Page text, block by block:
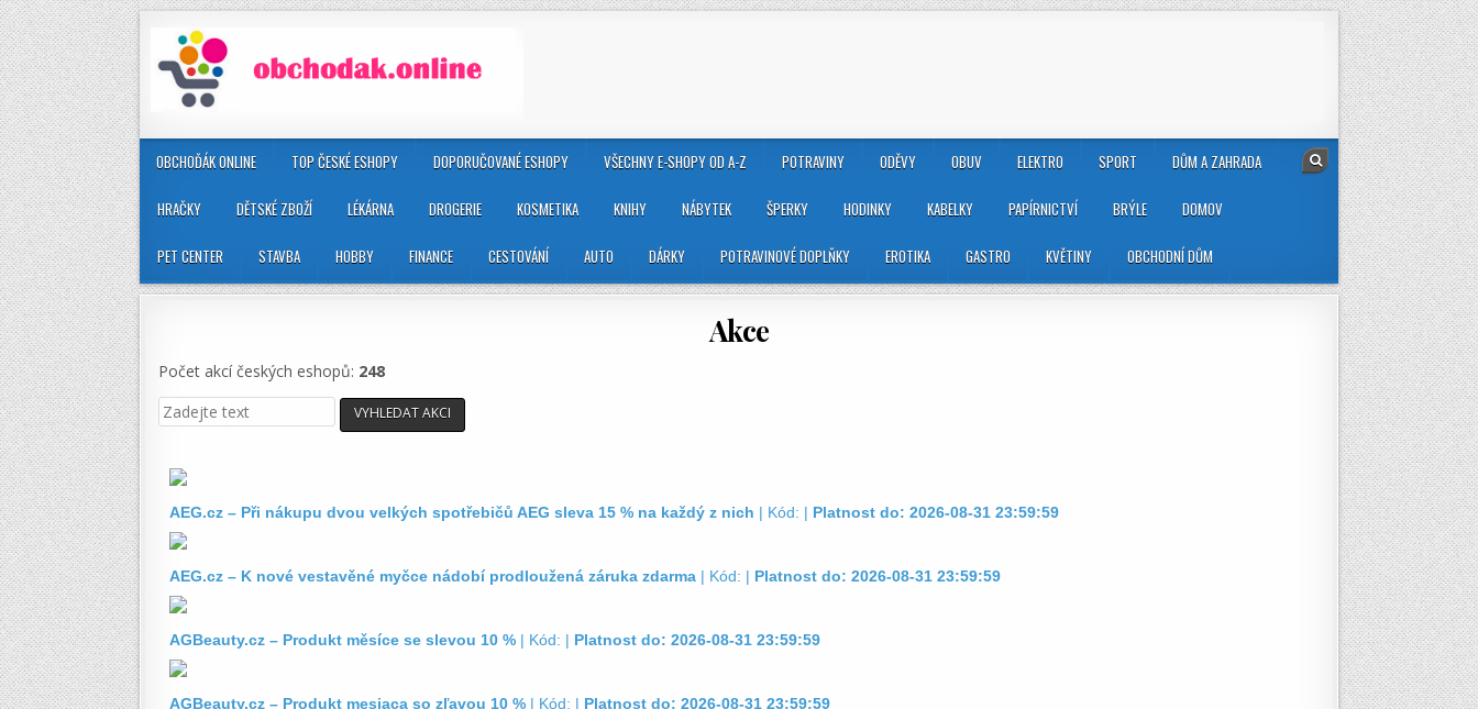
OBCHOĎÁK ONLINE TOP ČESKÉ ESHOPY DOPORUČOVANÉ ESHOPY VŠECHNY E-SHOPY OD A-Z POTRAVINY ODĚVY OBUV ELEKTRO SPORT DŮM A ZAHRADA
HRAČKY DĚTSKÉ ZBOŽÍ LÉKÁRNA DROGERIE KOSMETIKA KNIHY NÁBYTEK ŠPERKY HODINKY KABELKY PAPÍRNICTVÍ BRÝLE DOMOV
PET CENTER STAVBA HOBBY FINANCE CESTOVÁNÍ AUTO DÁRKY POTRAVINOVÉ DOPLŇKY EROTIKA GASTRO KVĚTINY OBCHODNÍ DŮM
Akce
Počet akcí českých eshopů: 248
AEG.cz – Při nákupu dvou velkých spotřebičů AEG sleva 15 % na každý z nich | Kód: | Platnost do: 2026-08-31 23:59:59
AEG.cz – K nové vestavěné myčce nádobí prodloužená záruka zdarma | Kód: | Platnost do: 2026-08-31 23:59:59
AGBeauty.cz – Produkt měsíce se slevou 10 % | Kód: | Platnost do: 2026-08-31 23:59:59
AGBeauty.cz – Produkt mesiaca so zľavou 10 % | Kód: | Platnost do: 2026-08-31 23:59:59